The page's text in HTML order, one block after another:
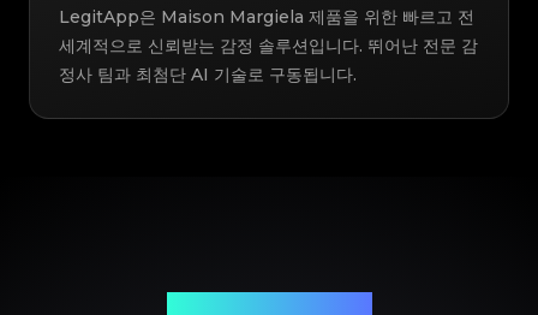
LegitApp은 Maison Margiela 제품을 위한 빠르고 전
세계적으로 신뢰받는 감정 솔루션입니다. 뛰어난 전문 감
정사 팀과 최첨단 AI 기술로 구동됩니다.